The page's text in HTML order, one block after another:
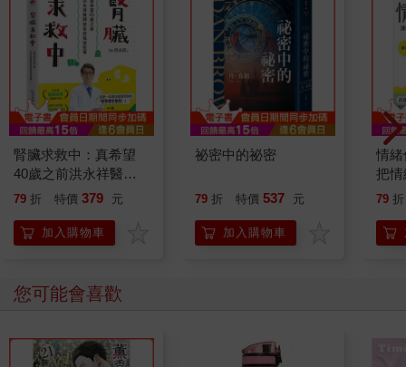
腎臟求救中：真希望
40歲之前洪永祥醫師
就告訴我這些事
79 折 特價 379 元
加入購物車
祕密中的祕密
79 折 特價 537 元
加入購物車
情
把
誰
79 折
您可能會喜歡